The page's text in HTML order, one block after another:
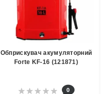
Обприскувач акумуляторний
Forte KF-16 (121871)
0